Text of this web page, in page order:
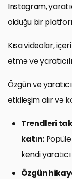
Instagram,
olduğu bir
Kısa videolar,
etme ve
Özgün ve
etkileşim alır ve
Trendleri
katın:
kendi
Özgün